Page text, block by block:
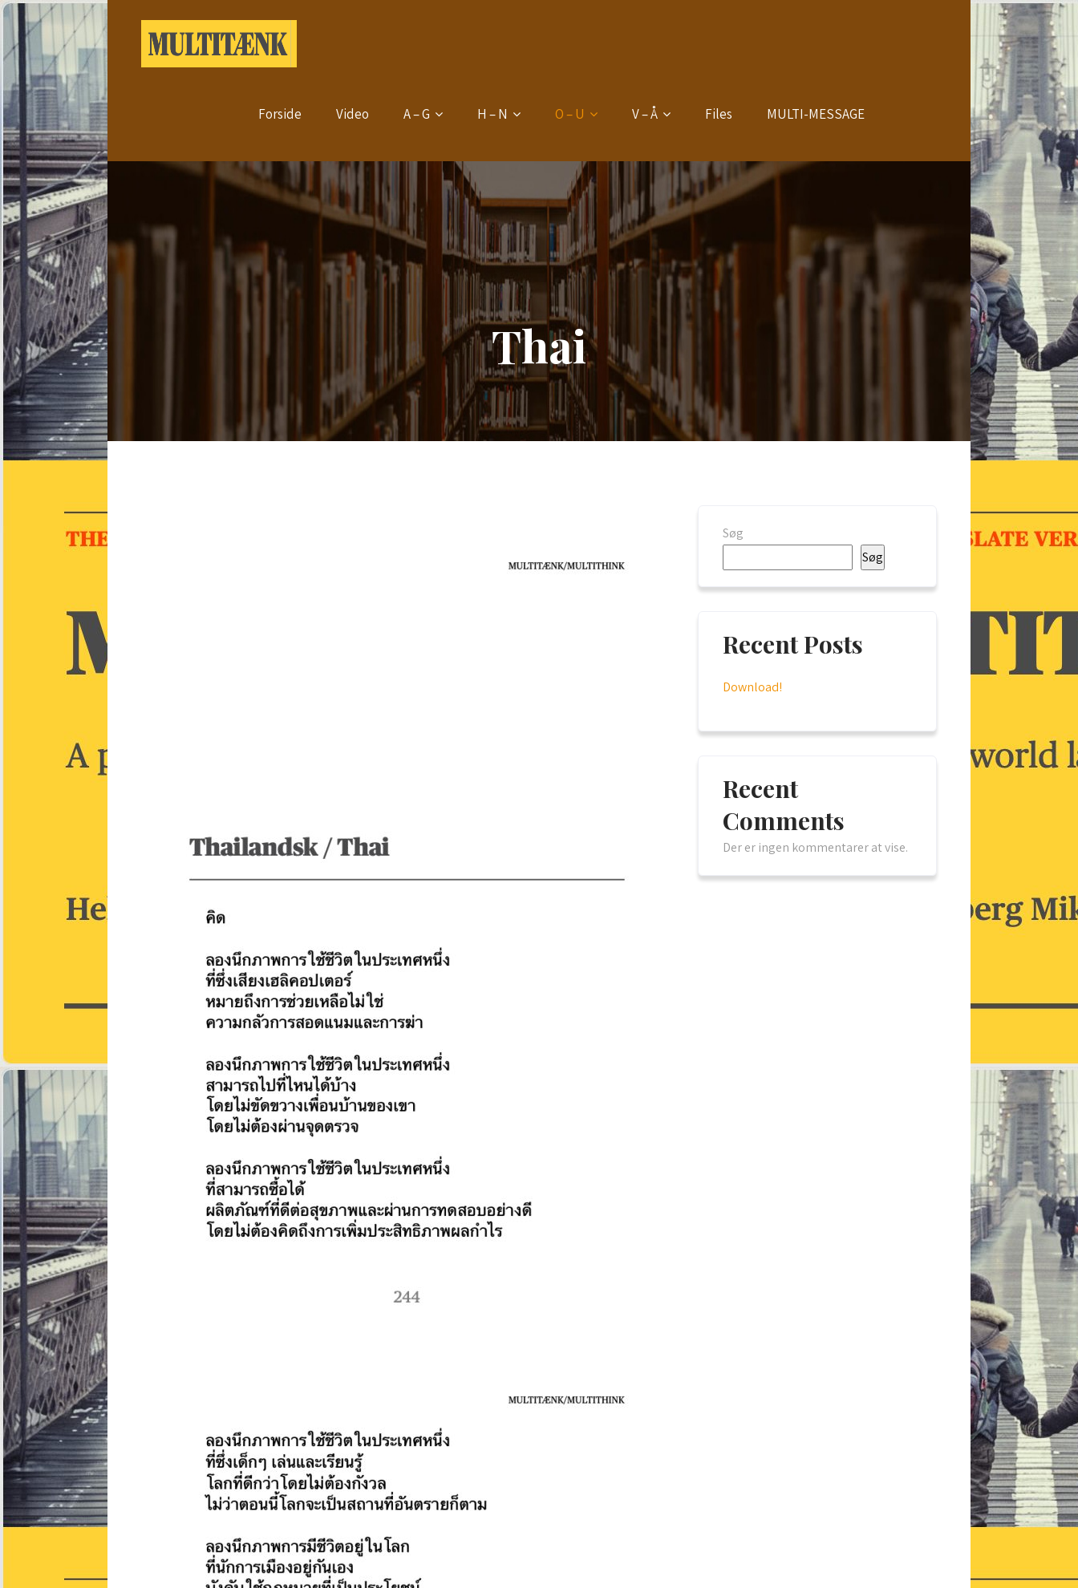
Forside Video A – G H – N O – U V – Å Files MULTI-MESSAGE
Thai
Søg
Søg
Recent Posts
Download!
Recent
Comments
Der er ingen kommentarer at vise.